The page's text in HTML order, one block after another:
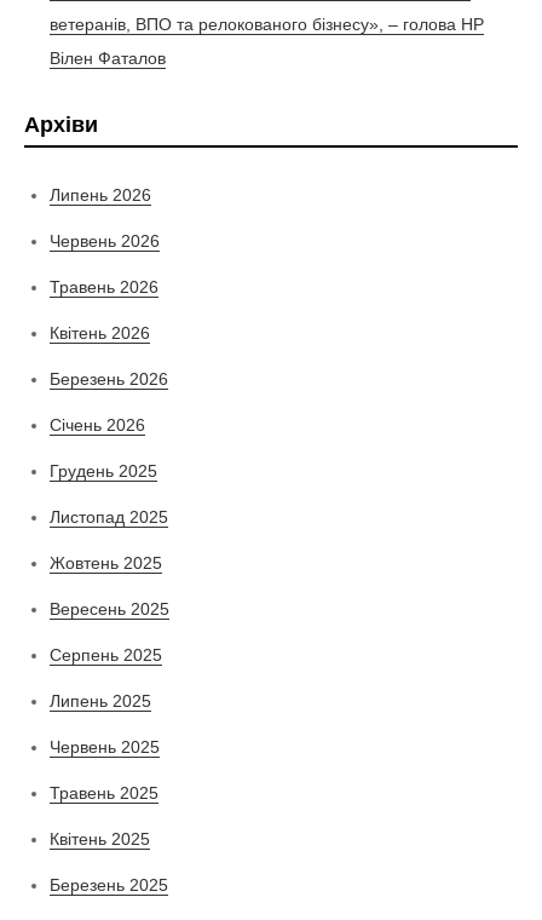
ветеранів, ВПО та релокованого бізнесу», – голова НР
Вілен Фаталов
Архіви
Липень 2026
Червень 2026
Травень 2026
Квітень 2026
Березень 2026
Січень 2026
Грудень 2025
Листопад 2025
Жовтень 2025
Вересень 2025
Серпень 2025
Липень 2025
Червень 2025
Травень 2025
Квітень 2025
Березень 2025